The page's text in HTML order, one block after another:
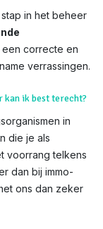
in het beheer
correcte en
verrassingen.
kan ik best terecht?
in
die je als
voorrang telkens
dan bij immo-
ons dan zeker